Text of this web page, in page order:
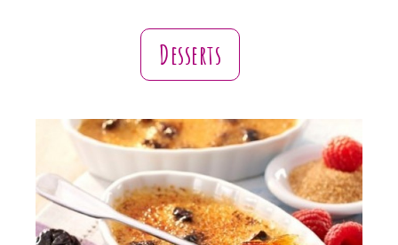
Desserts